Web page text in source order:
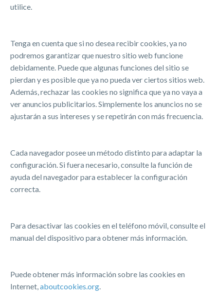
utilice.
Tenga en cuenta que si no desea recibir cookies, ya no
podremos garantizar que nuestro sitio web funcione
debidamente. Puede que algunas funciones del sitio se
pierdan y es posible que ya no pueda ver ciertos sitios web.
Además, rechazar las cookies no significa que ya no vaya a
ver anuncios publicitarios. Simplemente los anuncios no se
ajustarán a sus intereses y se repetirán con más frecuencia.
Cada navegador posee un método distinto para adaptar la
configuración. Si fuera necesario, consulte la función de
ayuda del navegador para establecer la configuración
correcta.
Para desactivar las cookies en el teléfono móvil, consulte el
manual del dispositivo para obtener más información.
Puede obtener más información sobre las cookies en
Internet,aboutcookies.org.